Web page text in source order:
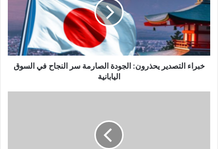
خبراء التصدير يحذرون: الجودة الصارمة سر النجاح في السوق
اليابانية